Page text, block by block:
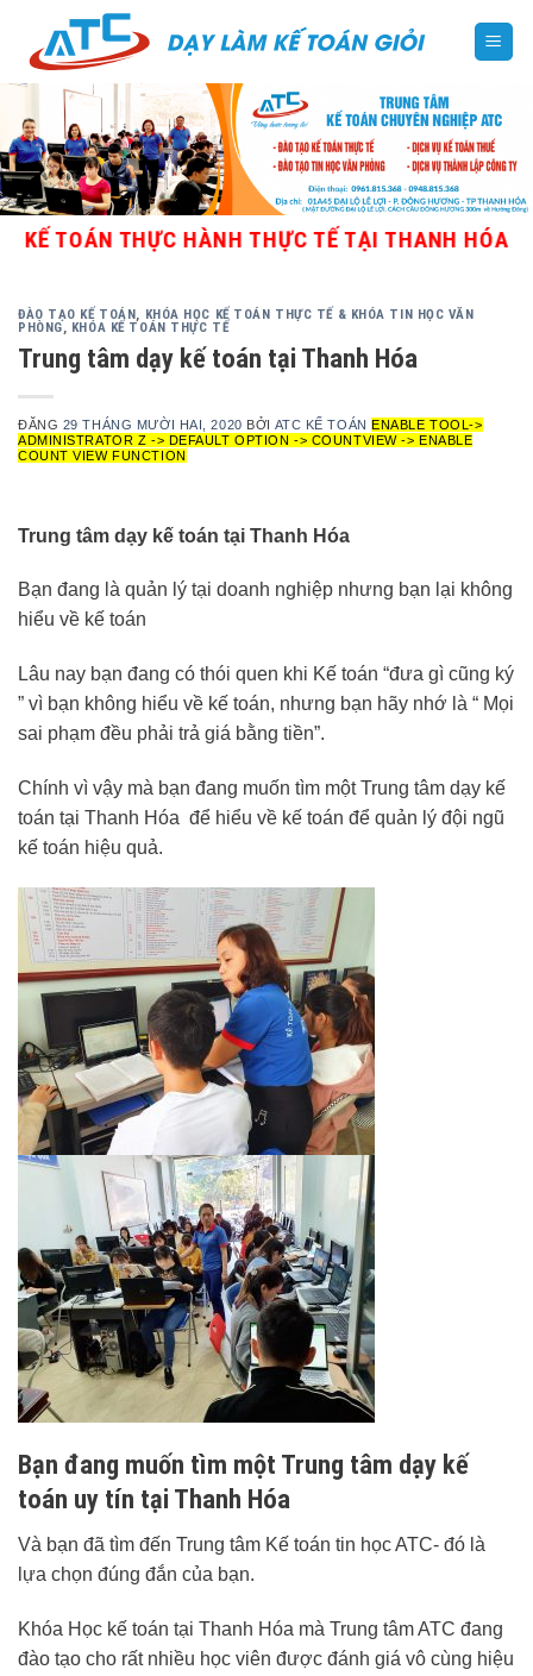
content
THỰC HÀNH THỰC TẾ TẠI THANH HÓA -
ĐÀO TẠO KẾ TOÁN, KHÓA HỌC KẾ TOÁN THỰC TẾ & KHÓA TIN HỌC VĂN
PHÒNG, KHÓA KẾ TOÁN THỰC TẾ
Trung tâm dạy kế toán tại Thanh Hóa
ĐĂNG 29 THÁNG MƯỜI HAI, 2020 BỞI ATC KẾ TOÁN ENABLE TOOL->
ADMINISTRATOR Z -> DEFAULT OPTION -> COUNTVIEW -> ENABLE
COUNT VIEW FUNCTION
Trung tâm dạy kế toán tại Thanh Hóa
Bạn đang là quản lý tại doanh nghiệp nhưng bạn lại không
hiểu về kế toán
Lâu nay bạn đang có thói quen khi Kế toán “đưa gì cũng ký
” vì bạn không hiểu về kế toán, nhưng bạn hãy nhớ là “ Mọi
sai phạm đều phải trả giá bằng tiền”.
Chính vì vậy mà bạn đang muốn tìm một Trung tâm dạy kế
toán tại Thanh Hóa để hiểu về kế toán để quản lý đội ngũ
kế toán hiệu quả.
Bạn đang muốn tìm một Trung tâm dạy kế
toán uy tín tại Thanh Hóa
Và bạn đã tìm đến Trung tâm Kế toán tin học ATC- đó là
lựa chọn đúng đắn của bạn.
Khóa Học kế toán tại Thanh Hóa mà Trung tâm ATC đang
đào tạo cho rất nhiều học viên được đánh giá vô cùng hiệu